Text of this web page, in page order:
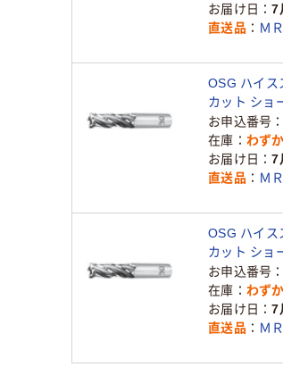
お届け日
7
直送品
Ｍ
OSG ハイス
カット ショ
80706 CC-
お申込番号
在庫
わずか
お届け日
7
直送品
Ｍ
OSG ハイス
カット ショ
80714 CC-
お申込番号
在庫
わずか
お届け日
7
直送品
Ｍ